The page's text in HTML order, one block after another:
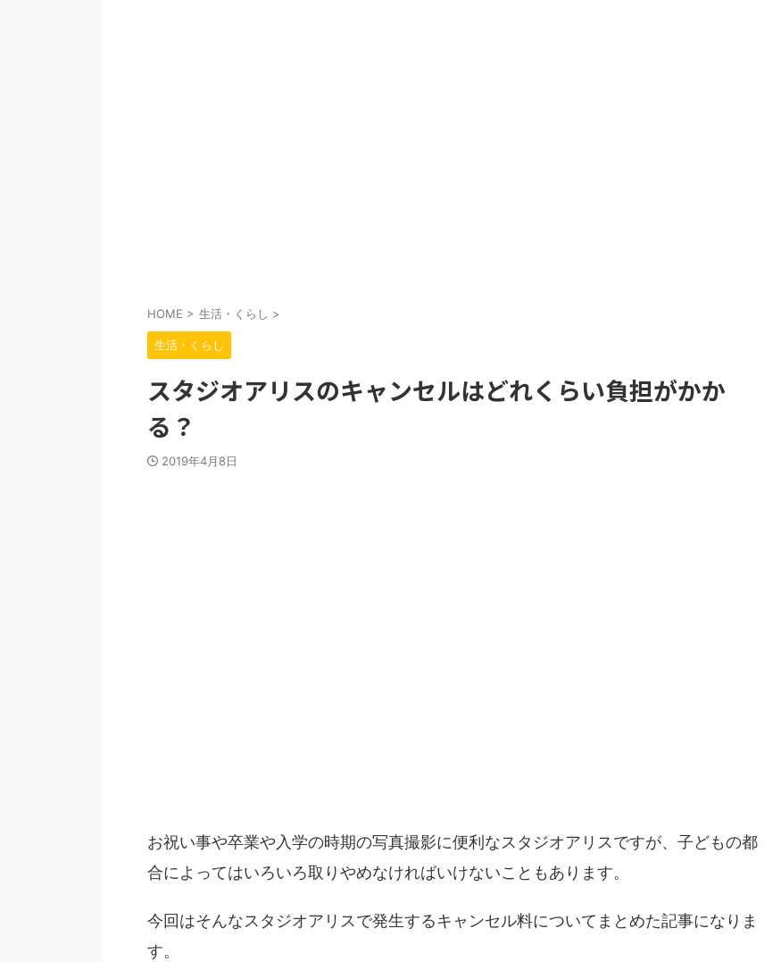
HOME > 生活・くらし >
生活・くらし
スタジオアリスのキャンセルはどれくらい負担がかか
る？
2019年4月8日
お祝い事や卒業や入学の時期の写真撮影に便利なスタジオアリスですが、子どもの都
合によってはいろいろ取りやめなければいけないこともあります。
今回はそんなスタジオアリスで発生するキャンセル料についてまとめた記事になりま
す。